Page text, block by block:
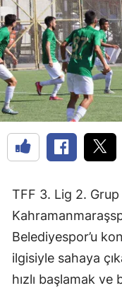
TFF 3. Lig 2.
Belediyespor’u
ilgisiyle sahaya
hızlı başlamak ve